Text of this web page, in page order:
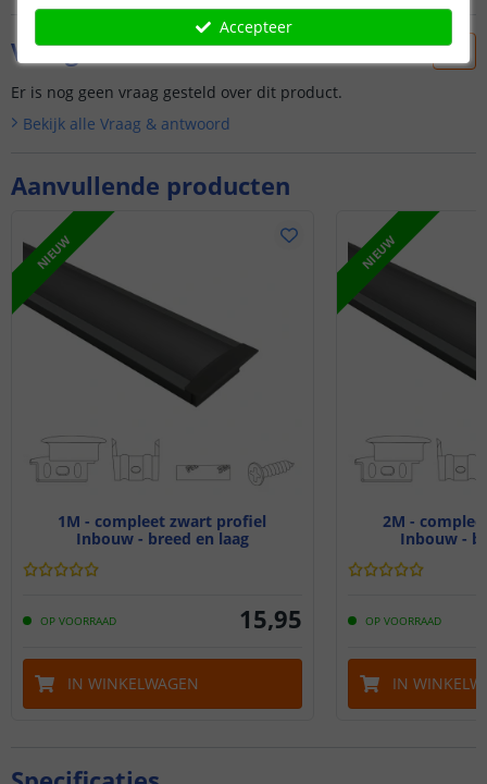
Aanvullende producten
NIEUW
1M - compleet zwart profiel
Inbouw - breed en laag
OP VOORRAAD 15,95
IN WINKELWAGEN
NIEUW
2M -
Inbouw -
OP VOORRAAD
IN
Vraag & antwoord
Er is nog geen vraag gesteld over dit product.
Bekijk alle Vraag & antwoord
Accepteer